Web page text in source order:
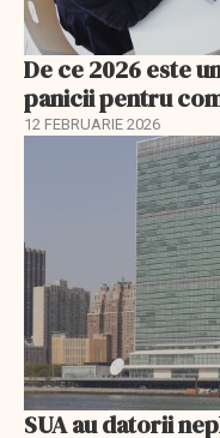
De ce 2026 este
panicii pentru
12 FEBRUARIE 2026
SUA au datorii